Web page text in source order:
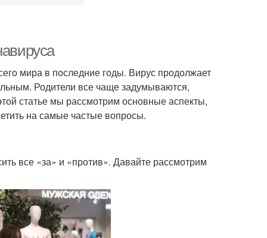
мира в последние годы. Вирус продолжает
Родители все чаще задумываются,
статье мы рассмотрим основные аспекты,
на самые частые вопросы.
все «за» и «против». Давайте рассмотрим